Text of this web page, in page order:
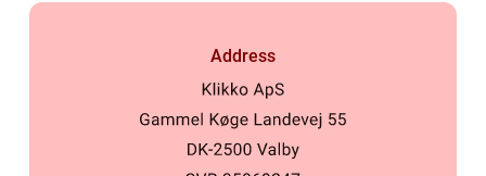
Address